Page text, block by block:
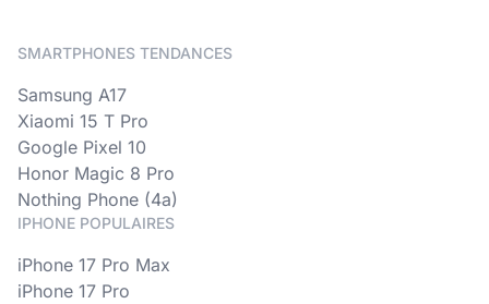
SMARTPHONES TENDANCES
Samsung A17
Xiaomi 15 T Pro
Google Pixel 10
Honor Magic 8 Pro
Nothing Phone (4a)
IPHONE POPULAIRES
iPhone 17 Pro Max
iPhone 17 Pro